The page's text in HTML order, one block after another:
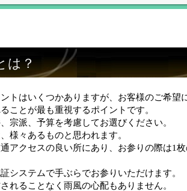
は？
トはいくつかありますが、お客様のご希望
ことが最も重視するポイントです。
宗派、予算を考慮してお選びください。
様々あるものと思われます。
アクセスの良い所にあり、お参りの際は1
システムで手ぶらでお参りいただけます。
れることなく雨風の心配もありません。